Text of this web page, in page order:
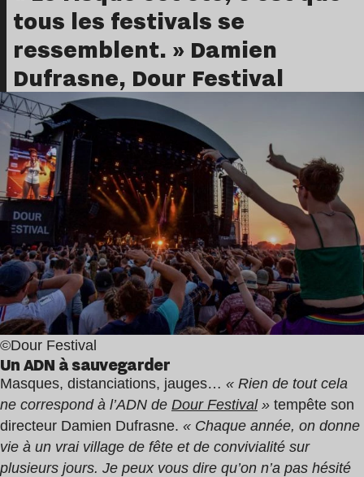
tous les festivals se
ressemblent. » Damien
Dufrasne, Dour Festival
©Dour Festival
Un ADN à sauvegarder
Masques, distanciations, jauges… « Rien de tout cela
ne correspond à l’ADN de Dour Festival» tempête son
directeur Damien Dufrasne. « Chaque année, on donne
vie à un vrai village de fête et de convivialité sur
plusieurs jours. Je peux vous dire qu’on n’a pas hésité